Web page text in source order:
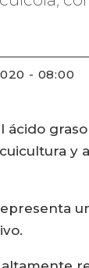
- 08:00